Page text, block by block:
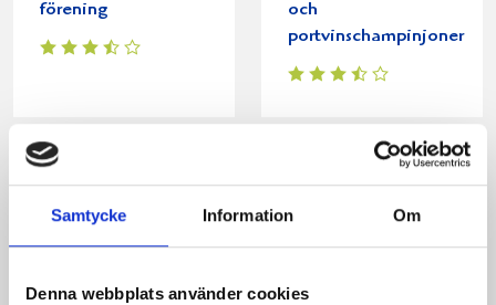
Samtycke Information Om
Denna webbplats använder cookies
förening
och
portvinschampinjoner
Produkter i receptet: